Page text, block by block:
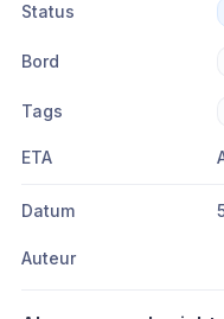
Status
Bord
Tags
ETA
Datum
Auteur